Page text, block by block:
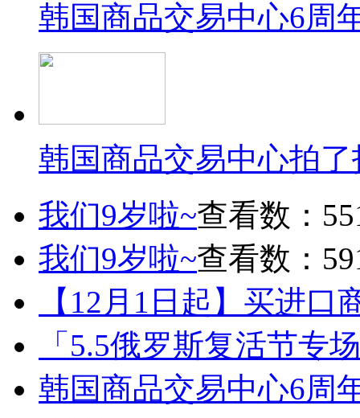
韩国商品交易中心6周
韩国商品交易中心拍
我们9岁啦~查看数：
我们9岁啦~查看数：
【12月1日起】买进口
「5.5俄罗斯复活节专
韩国商品交易中心6周